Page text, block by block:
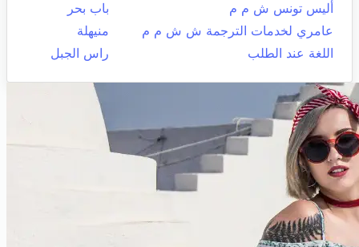
أليس تونس ش م م
باب بحر
عامري لخدمات الترجمة ش ش م م
منيهلة
اللغة عند الطلب
راس الجبل